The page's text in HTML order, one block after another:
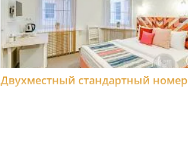
Двухместный стандартный номер